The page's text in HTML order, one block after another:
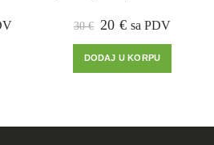
30€ Izvorna
bila
20 €Trenutna
je:
sa PDV
DODAJ U KORPU